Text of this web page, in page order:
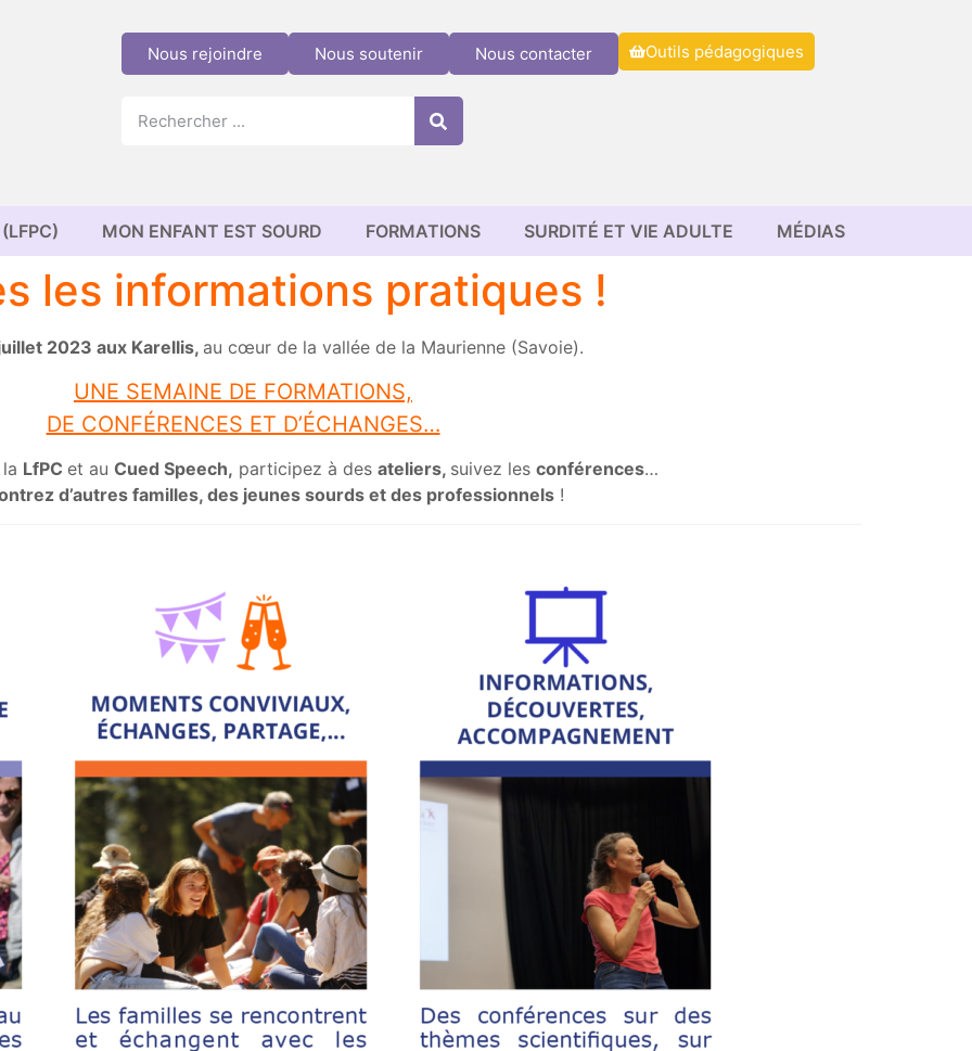
Nous rejoindre Nous soutenir Nous contacter Outils pédagogiques
MON ENFANT EST SOURD FORMATIONS SURDITÉ ET VIE ADULTE MÉDIAS
les informations pratiques !
2023 aux Karellis, au cœur de la vallée de la Maurienne (Savoie).
UNE SEMAINE DE FORMATIONS,
DE CONFÉRENCES ET D’ÉCHANGES…
LfPC et au Cued Speech, participez à des ateliers, suivez les conférences…
d’autres familles, des jeunes sourds et des professionnels!